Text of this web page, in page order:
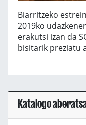
Biarritzeko
2019ko
erakutsi izan da
bisitarik preziatu
Katalogo